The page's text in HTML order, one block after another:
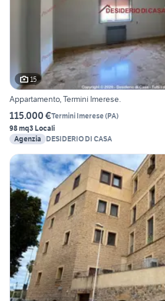
15
Appartamento, Termini Imerese.
115.000 €Termini Imerese(PA)
98 mq3 Locali
Agenzia
DESIDERIO DI CASA